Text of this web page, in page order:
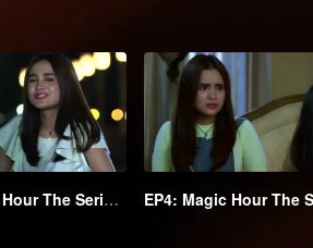
EP3: Magic Hour The Series S2